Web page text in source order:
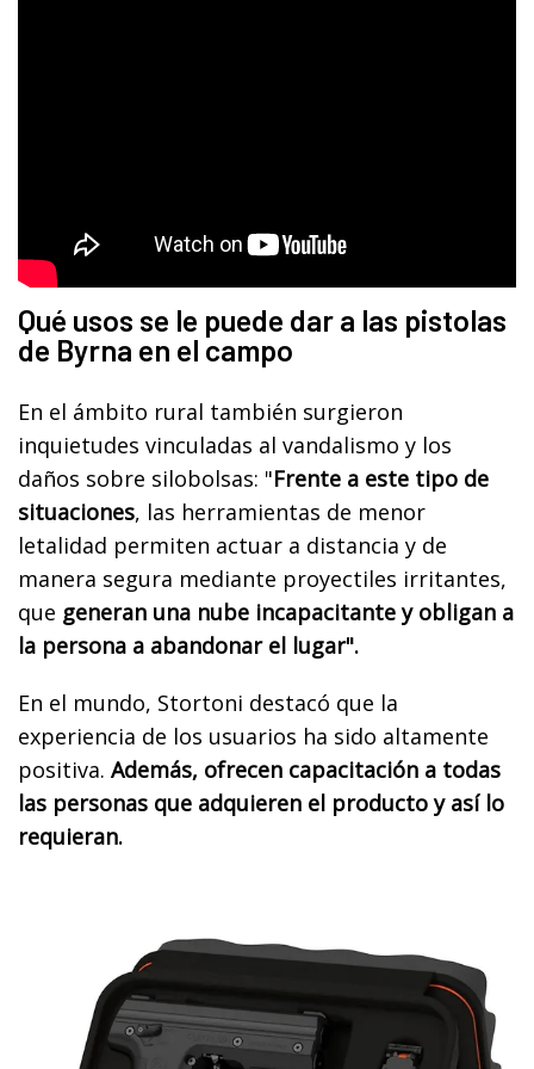
Qué usos se le puede dar a las pistolas
de Byrna en el campo
En el ámbito rural también surgieron
inquietudes vinculadas al vandalismo y los
daños sobre silobolsas: "Frente a este tipo de
situaciones, las herramientas de menor
letalidad permiten actuar a distancia y de
manera segura mediante proyectiles irritantes,
que generan una nube incapacitante y obligan a
la persona a abandonar el lugar".
En el mundo, Stortoni destacó que la
experiencia de los usuarios ha sido altamente
positiva. Además, ofrecen capacitación a todas
las personas que adquieren el producto y así lo
requieran.